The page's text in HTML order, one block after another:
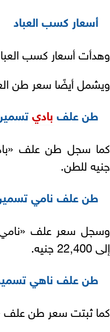
أسعار كسب العباد
وهدأت أسعار كسب العباد 36% نحو 18,000
ويشمل أيضًا سعر طن
طن علف باديتسمين
جنيه للطن.
طن علف نامي تسمين
إلى 22,400 جنيه.
طن علف ناهي تسمين
كما ثبتت سعر طن علف «ناهي تسمين